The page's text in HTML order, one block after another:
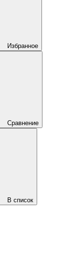
Избранное
Сравнение
В список